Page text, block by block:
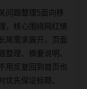
问题整理5面向移
，核心围绕网红情
尾需求展开。页面
整理、摘要说明、
用反复回到首页也
优先保证标题、